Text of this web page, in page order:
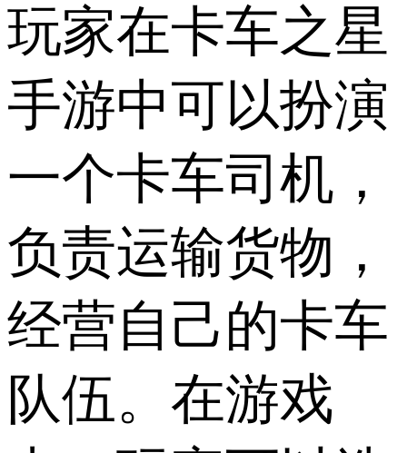
玩家在卡车之星
手游中可以扮演
一个卡车司机，
负责运输货物，
经营自己的卡车
队伍。在游戏